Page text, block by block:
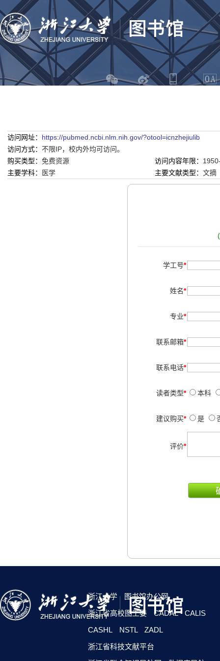
访问网址： https://pubmed.ncbi.nlm.nih.gov/?otool=icnzhejiulib
访问方式： 不限IP，校内外均可访问。
购买类型： 免费资源 访问内容年限：
主要学科：
医学 主要文献类型： 文摘
学工号*
姓名*
专业*
联系邮箱*
联系电话*
读者类型* 本科
建议购买* 是
评价*
浙江大学
图书馆办公网
浙江省高校图工委
CADAL
CALIS
CASHL
NSTL
ZADL
浙江省科技文献平台